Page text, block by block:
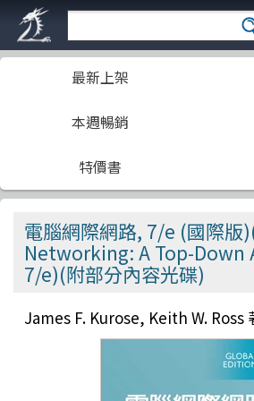
最新上架
本週暢銷
特價書
電腦網際網路, 7/e (國際
Networking: A Top-Down
7/e)(附部分內容光碟)
James F. Kurose, Keith W. Ross